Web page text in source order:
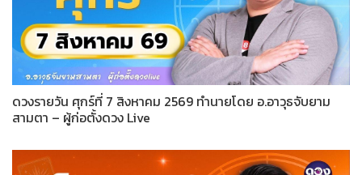
ดวงรายวัน ศุกร์ที่ 7 สิงหาคม 2569 ทำนายโดย อ.อาวุธจับยาม
สามตา – ผู้ก่อตั้งดวง Live